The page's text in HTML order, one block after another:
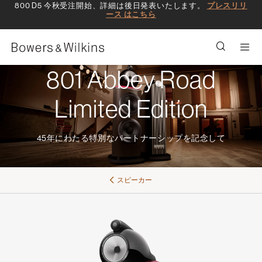
800 D5 今秋受注開始、詳細は後日発表いたします。 プレスリリ
ース はこちら
801 Abbey Road
Limited Edition
45年にわたる特別なパートナーシップを記念して
スピーカー